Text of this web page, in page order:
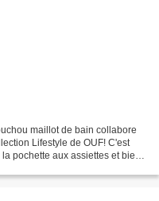
maillot de bain collabore
Lifestyle de OUF! C'est
pochette aux assiettes et bien